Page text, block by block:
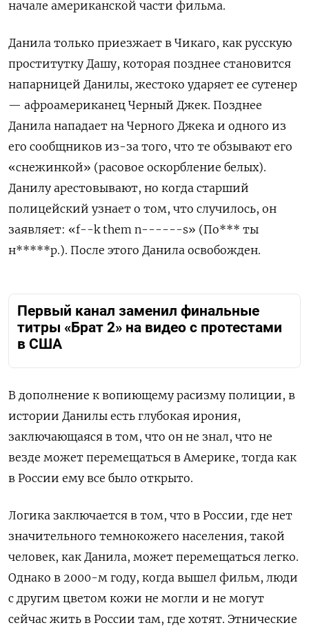
начале американской части фильма.
Данила только приезжает в Чикаго, как русскую
проститутку Дашу, которая позднее становится
напарницей Данилы, жестоко ударяет ее сутенер
— афроамериканец Черный Джек. Позднее
Данила нападает на Черного Джека и одного из
его сообщников из-за того, что те обзывают его
«снежинкой» (расовое оскорбление белых).
Данилу арестовывают, но когда старший
полицейский узнает о том, что случилось, он
заявляет: «f--k them n------s» (По*** ты
н*****р.). После этого Данила освобожден.
Первый канал заменил финальные
титры «Брат 2» на видео с протестами
в США
В дополнение к вопиющему расизму полиции, в
истории Данилы есть глубокая ирония,
заключающаяся в том, что он не знал, что не
везде может перемещаться в Америке, тогда как
в России ему все было открыто.
Логика заключается в том, что в России, где нет
значительного темнокожего населения, такой
человек, как Данила, может перемещаться легко.
Однако в 2000-м году, когда вышел фильм, люди
с другим цветом кожи не могли и не могут
сейчас жить в России там, где хотят. Этнические